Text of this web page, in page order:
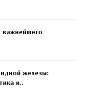
важнейшего
железы:
и..